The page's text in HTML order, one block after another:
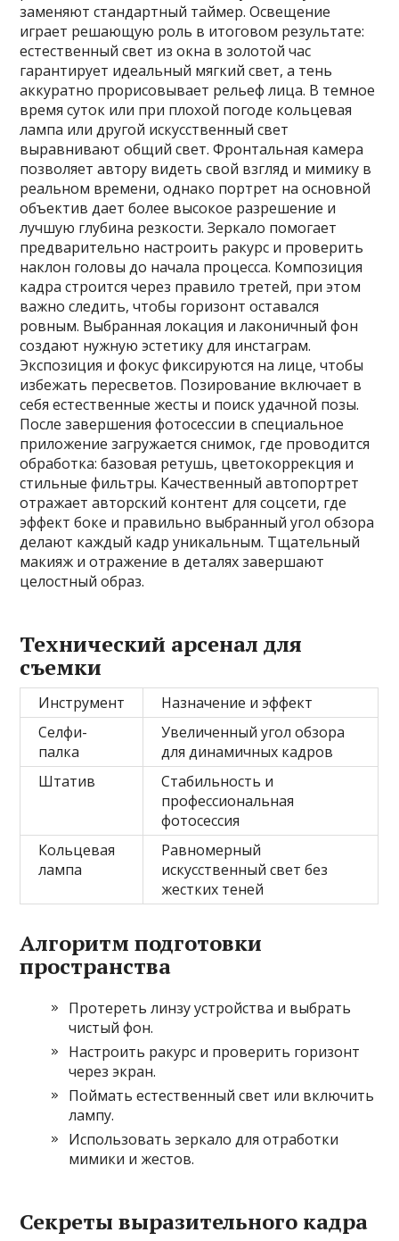
заменяют стандартный таймер. Освещение
играет решающую роль в итоговом результате:
естественный свет из окна в золотой час
гарантирует идеальный мягкий свет, а тень
аккуратно прорисовывает рельеф лица. В темное
время суток или при плохой погоде кольцевая
лампа или другой искусственный свет
выравнивают общий свет. Фронтальная камера
позволяет автору видеть свой взгляд и мимику в
реальном времени, однако портрет на основной
объектив дает более высокое разрешение и
лучшую глубина резкости. Зеркало помогает
предварительно настроить ракурс и проверить
наклон головы до начала процесса. Композиция
кадра строится через правило третей, при этом
важно следить, чтобы горизонт оставался
ровным. Выбранная локация и лаконичный фон
создают нужную эстетику для инстаграм.
Экспозиция и фокус фиксируются на лице, чтобы
избежать пересветов. Позирование включает в
себя естественные жесты и поиск удачной позы.
После завершения фотосессии в специальное
приложение загружается снимок, где проводится
обработка: базовая ретушь, цветокоррекция и
стильные фильтры. Качественный автопортрет
отражает авторский контент для соцсети, где
эффект боке и правильно выбранный угол обзора
делают каждый кадр уникальным. Тщательный
макияж и отражение в деталях завершают
целостный образ.
Технический арсенал для
съемки
Инструмент
Назначение и эффект
Селфи-
палка
Увеличенный угол обзора
для динамичных кадров
Штатив
Стабильность и
профессиональная
фотосессия
Кольцевая
лампа
Равномерный
искусственный свет без
жестких теней
Алгоритм подготовки
пространства
Протереть линзу устройства и выбрать
чистый фон.
Настроить ракурс и проверить горизонт
через экран.
Поймать естественный свет или включить
лампу.
Использовать зеркало для отработки
мимики и жестов.
Секреты выразительного кадра